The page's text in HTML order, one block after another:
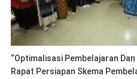
“Optimalisasi Pembelajaran Dan
Rapat Persiapan Skema